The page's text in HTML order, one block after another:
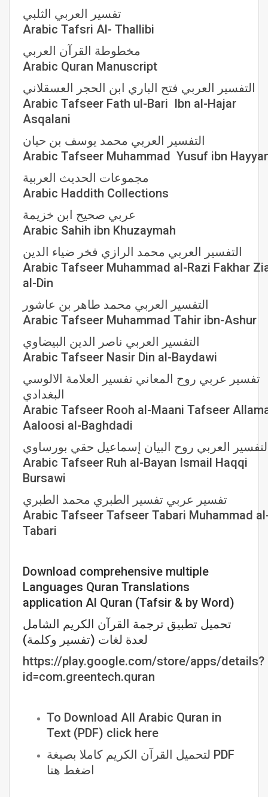
تفسير العربي الثلبي
Arabic Tafsri Al- Thallibi
مخطوطة القرآن العربي
Arabic Quran Manuscript
التفسير العربي فتح الباري ابن الحجر العسقلاني
Arabic Tafseer Fath ul-Bari Ibn al-Hajar
Asqalani
التفسير العربي محمد يوسف بن حيان
Arabic Tafseer Muhammad Yusuf ibn
مجموعات الحديث العربية
Arabic Haddith Collections
عربي صحيح ابن خزيمة
Arabic Sahih ibn Khuzaymah
التفسير العربي محمد الرازي فخر ضياء الدين
Arabic Tafseer Muhammad al-Razi Fakhar
al-Din
التفسير العربي محمد طاهر بن عاشور
Arabic Tafseer Muhammad Tahir ibn-Ashur
التفسير العربي ناصر الدين البيضاوي
Arabic Tafseer Nasir Din al-Baydawi
تفسير عربي روح المعاني تفسير العلامة الالوسي
البغدادي
Arabic Tafseer Rooh al-Maani Tafseer
Aaloosi al-Baghdadi
العربي روح البيان إسماعيل حقي بورساوي
Arabic Tafseer Ruh al-Bayan Ismail Haqqi
Bursawi
تفسير عربي تفسير الطبري محمد الطبري
Arabic Tafseer Tafseer Tabari Muhammad
Tabari
Download comprehensive multiple
Languages Quran Translations
application Al Quran (Tafsir & by Word)
تحميل تطبيق ترجمة القرآن الكريم الشامل
لعدة لغات (تفسير وكلمة)
https://play.google.com/store/apps/details?
id=com.greentech.quran
To Download All Arabic Quran in
Text (PDF) click here
لتحميل القرآن الكريم كاملا بصيغة PDF
اضغط هنا